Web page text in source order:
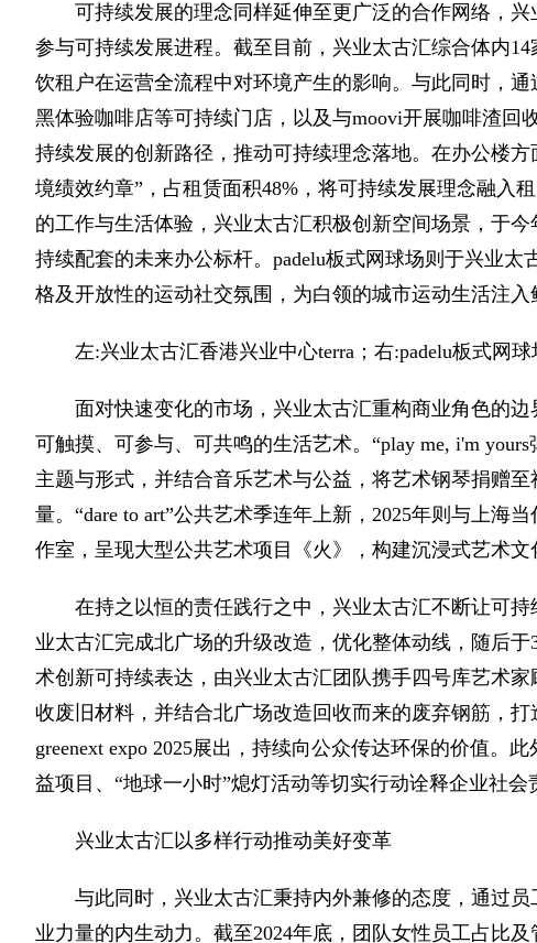
可持续发展的理念同样延伸至更广泛的合作网络，
参与可持续发展进程。截至目前，兴业太古汇综合体内
饮租户在运营全流程中对环境产生的影响。与此同时，
黑体验咖啡店等可持续门店，以及与moovi开展咖啡渣回
持续发展的创新路径，推动可持续理念落地。在办公楼
境绩效约章”，占租赁面积48%，将可持续发展理念融入
的工作与生活体验，兴业太古汇积极创新空间场景，于
持续配套的未来办公标杆。padelu板式网球场则于兴业
格及开放性的运动社交氛围，为白领的城市运动生活注入
左:兴业太古汇香港兴业中心terra；右:padelu板式网球
面对快速变化的市场，兴业太古汇重构商业角色的
可触摸、可参与、可共鸣的生活艺术。“play me, i'm
主题与形式，并结合音乐艺术与公益，将艺术钢琴捐赠
量。“dare to art”公共艺术季连年上新，2025年则与上海
作室，呈现大型公共艺术项目《火》，构建沉浸式艺术文
在持之以恒的责任践行之中，兴业太古汇不断让可
业太古汇完成北广场的升级改造，优化整体动线，随后于
术创新可持续表达，由兴业太古汇团队携手四号库艺术
收废旧材料，并结合北广场改造回收而来的废弃钢筋，
greenext expo 2025展出，持续向公众传达环保的价值。
益项目、“地球一小时”熄灯活动等切实行动诠释企业社
兴业太古汇以多样行动推动美好变革
与此同时，兴业太古汇秉持内外兼修的态度，通过
业力量的内生动力。截至2024年底，团队女性员工占比